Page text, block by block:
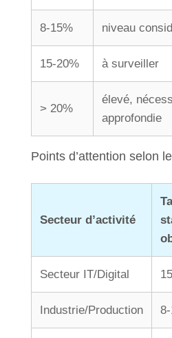
8-15% niveau
15-20% à surveiller
> 20%
élevé,
approfondie
Points d’attention selon
Secteur d’activité
Secteur IT/Digital
Industrie/Production